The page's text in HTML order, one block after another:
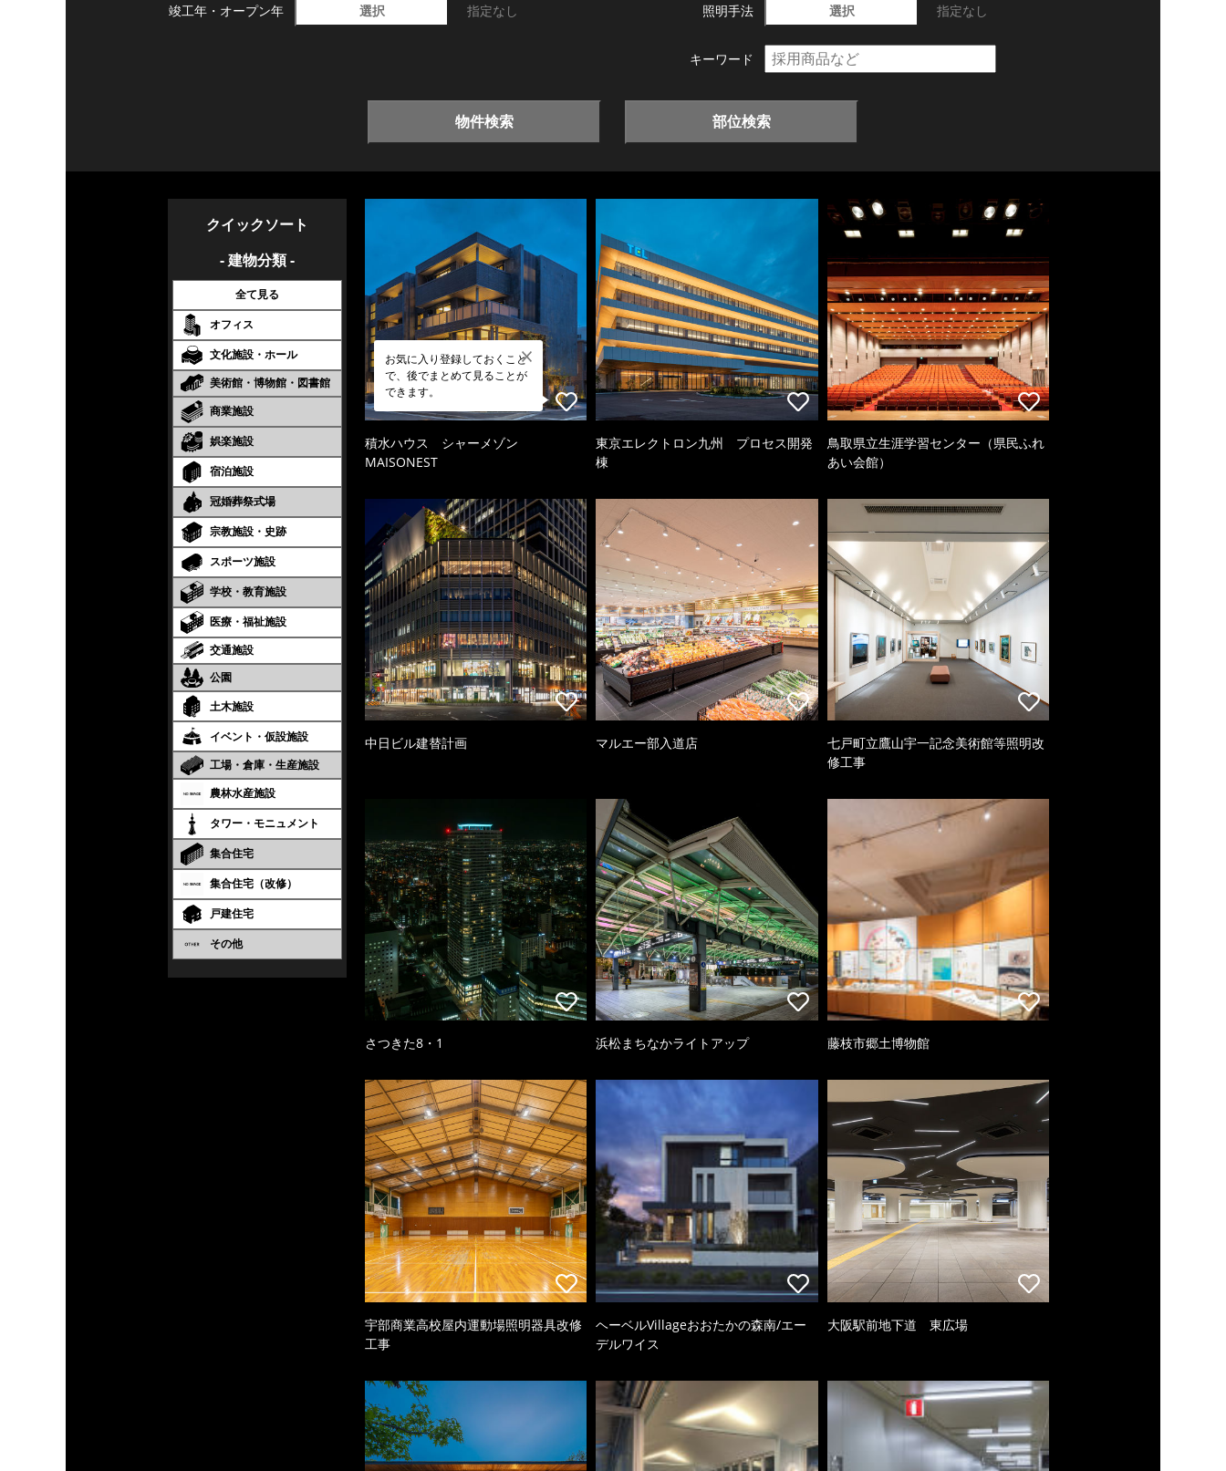
竣工年・ オープン年 選択 指定なし 照明手法 選択 指定なし
キーワード
物件検索 部位検索
クイックソート
- 建物分類 -
全て見る
オフィス
文化施設・ホール
美術館・博物館・図書館
商業施設
娯楽施設
宿泊施設
冠婚葬祭式場
宗教施設・史跡
スポーツ施設
学校・教育施設
医療・福祉施設
交通施設
公園
土木施設
イベント・仮設施設
工場・倉庫・生産施設
農林水産施設
タワー・モニュメント
集合住宅
集合住宅（改修）
戸建住宅
その他
お気に入り登録しておくこと
で、後でまとめて見ることが
できます。
積水ハウス シャーメゾン
MAISONEST
東京エレクトロン九州 プロセス開発
棟
鳥取県立生涯学習センター（県民ふれ
あい会館）
中日ビル建替計画 マルエー部入道店
七戸町立鷹山宇一記念美術館等照明改
修工事
さつきた8・1 浜松まちなかライトアップ 藤枝市郷土博物館
宇部商業高校屋内運動場照明器具改修
工事
ヘーベルVillageおおたかの森南/エー
デルワイス
大阪駅前地下道 東広場